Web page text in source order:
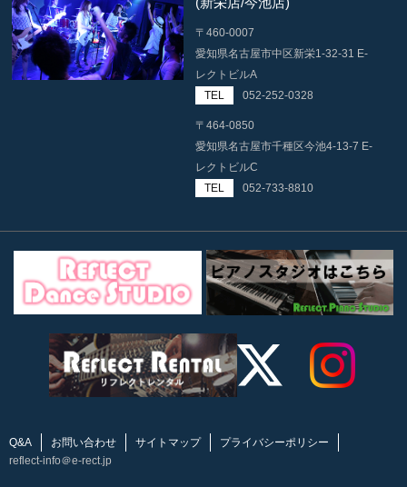
〒460-0007
愛知県名古屋市中区新栄1-32-31 E-
レクトビルA
TEL
052-252-0328
〒464-0850
愛知県名古屋市千種区今池4-13-7 E-
レクトビルC
TEL
052-733-8810
Q&A お問い合わせ サイトマップ
プライバシーポリシー
reflect-info＠e-rect.jp